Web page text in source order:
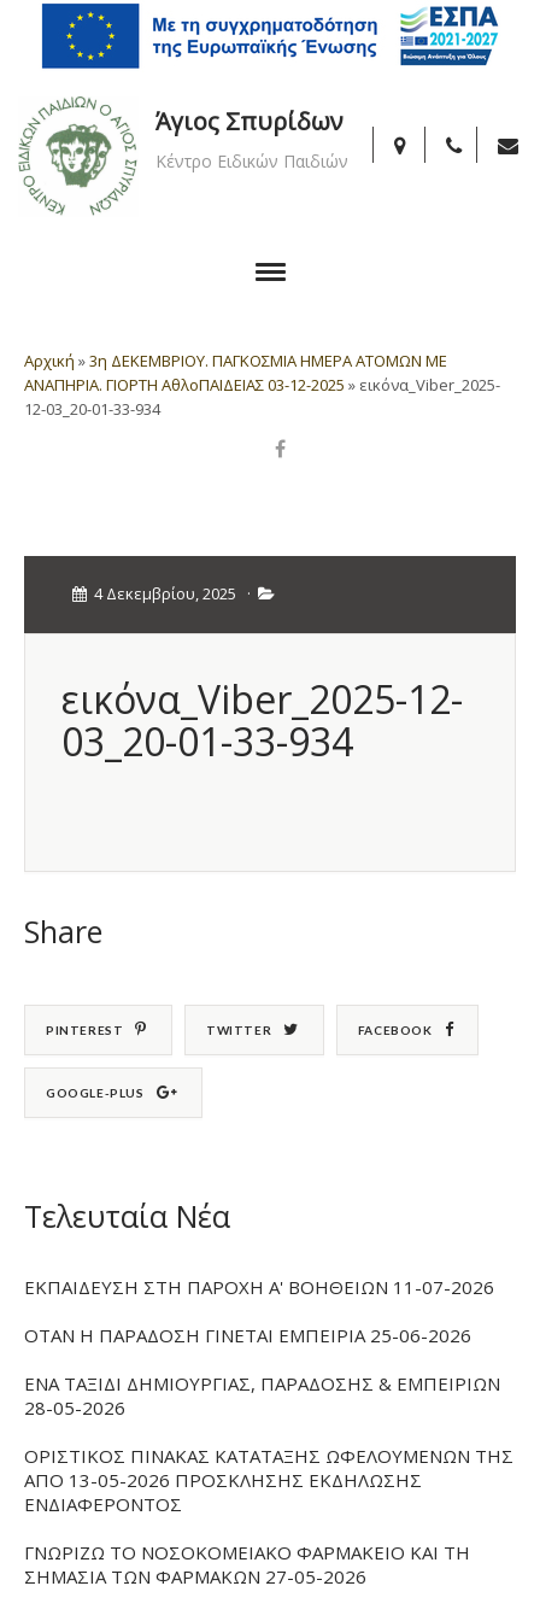
Άγιος Σπυρίδων
Κέντρο Ειδικών Παιδιών
Αρχική »3η ΔΕΚΕΜΒΡΙΟΥ. ΠΑΓΚΟΣΜΙΑ ΗΜΕΡΑ ΑΤΟΜΩΝ ΜΕ
ΑΝΑΠΗΡΙΑ. ΓΙΟΡΤΗ ΑθλοΠΑΙΔΕΙΑΣ 03-12-2025 » εικόνα_Viber_2025-
12-03_20-01-33-934
4 Δεκεμβρίου, 2025 ·
εικόνα_Viber_2025-12-
03_20-01-33-934
Share
PINTEREST TWITTER FACEBOOK
GOOGLE-PLUS
Τελευταία Νέα
ΕΚΠΑΙΔΕΥΣΗ ΣΤΗ ΠΑΡΟΧΗ Α' ΒΟΗΘΕΙΩΝ 11-07-2026
ΟΤΑΝ Η ΠΑΡΑΔΟΣΗ ΓΙΝΕΤΑΙ ΕΜΠΕΙΡΙΑ 25-06-2026
ΕΝΑ ΤΑΞΙΔΙ ΔΗΜΙΟΥΡΓΙΑΣ, ΠΑΡΑΔΟΣΗΣ & ΕΜΠΕΙΡΙΩΝ
28-05-2026
ΟΡΙΣΤΙΚΟΣ ΠΙΝΑΚΑΣ ΚΑΤΑΤΑΞΗΣ ΩΦΕΛΟΥΜΕΝΩΝ ΤΗΣ
ΑΠΟ 13-05-2026 ΠΡΟΣΚΛΗΣΗΣ ΕΚΔΗΛΩΣΗΣ
ΕΝΔΙΑΦΕΡΟΝΤΟΣ
ΓΝΩΡΙΖΩ ΤΟ ΝΟΣΟΚΟΜΕΙΑΚΟ ΦΑΡΜΑΚΕΙΟ ΚΑΙ ΤΗ
ΣΗΜΑΣΙΑ ΤΩΝ ΦΑΡΜΑΚΩΝ 27-05-2026